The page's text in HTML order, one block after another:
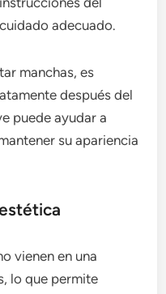
adecuado.
manchas, es
después del
puede ayudar a
su apariencia
vienen en una
lo que permite